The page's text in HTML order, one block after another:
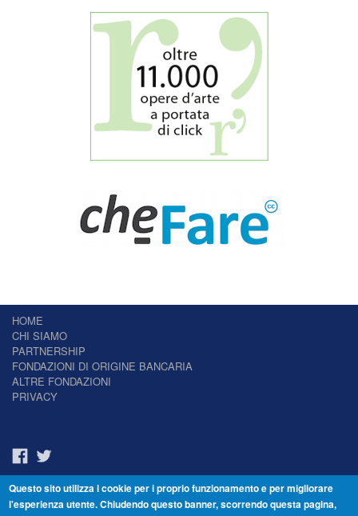
HOME
CHI SIAMO
PARTNERSHIP
FONDAZIONI DI ORIGINE BANCARIA
ALTRE FONDAZIONI
PRIVACY
Il Giornale delle Fondazioni - Periodico telematico
Reg. Tribunale n.7 del 22/07/2014 – ISSN 2421-2466
Questo sito utilizza i cookie per i proprio funzionamento e per migliorare
l'esperienza utente. Chiudendo questo banner, scorrendo questa pagina,